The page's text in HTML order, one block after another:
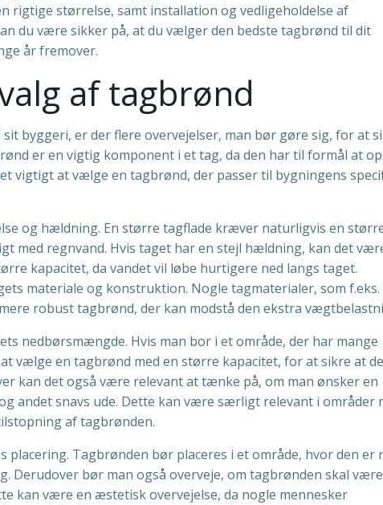
rigtige størrelse, samt installation og vedligeholdelse af
du være sikker på, at du vælger den bedste tagbrønd til dit
år fremover.
af tagbrønd
byggeri, er der flere overvejelser, man bør gøre sig, for at
er en vigtig komponent i et tag, da den har til formål at
vigtigt at vælge en tagbrønd, der passer til bygningens
og hældning. En større tagflade kræver naturligvis en
med regnvand. Hvis taget har en stejl hældning, kan det
kapacitet, da vandet vil løbe hurtigere ned langs taget.
materiale og konstruktion. Nogle tagmaterialer, som f.eks.
robust tagbrønd, der kan modstå den ekstra
nedbørsmængde. Hvis man bor i et område, der har mange
vælge en tagbrønd med en større kapacitet, for at sikre at
kan det også være relevant at tænke på, om man ønsker en
andet snavs ude. Dette kan være særligt relevant i områder
af tagbrønden.
Tagbrønden bør placeres i et område, hvor den er
Derudover bør man også overveje, om tagbrønden skal være
kan være en æstetisk overvejelse, da nogle mennesker